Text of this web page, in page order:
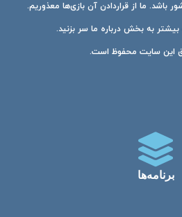
باشد. ما از قراردادن آن بازی‌ها معذوریم.
بیشتر به بخش درباره ما سر بزنید.
این سایت محفوظ است.
برنامه‌ها